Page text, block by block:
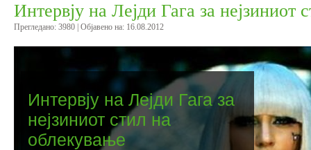
Интервју на Лејди Гага за нејзиниот
Прегледано: 3980 | Oбјавено на: 16.08.2012
Интервју на Лејди Гага за
нејзиниот стил на
облекување